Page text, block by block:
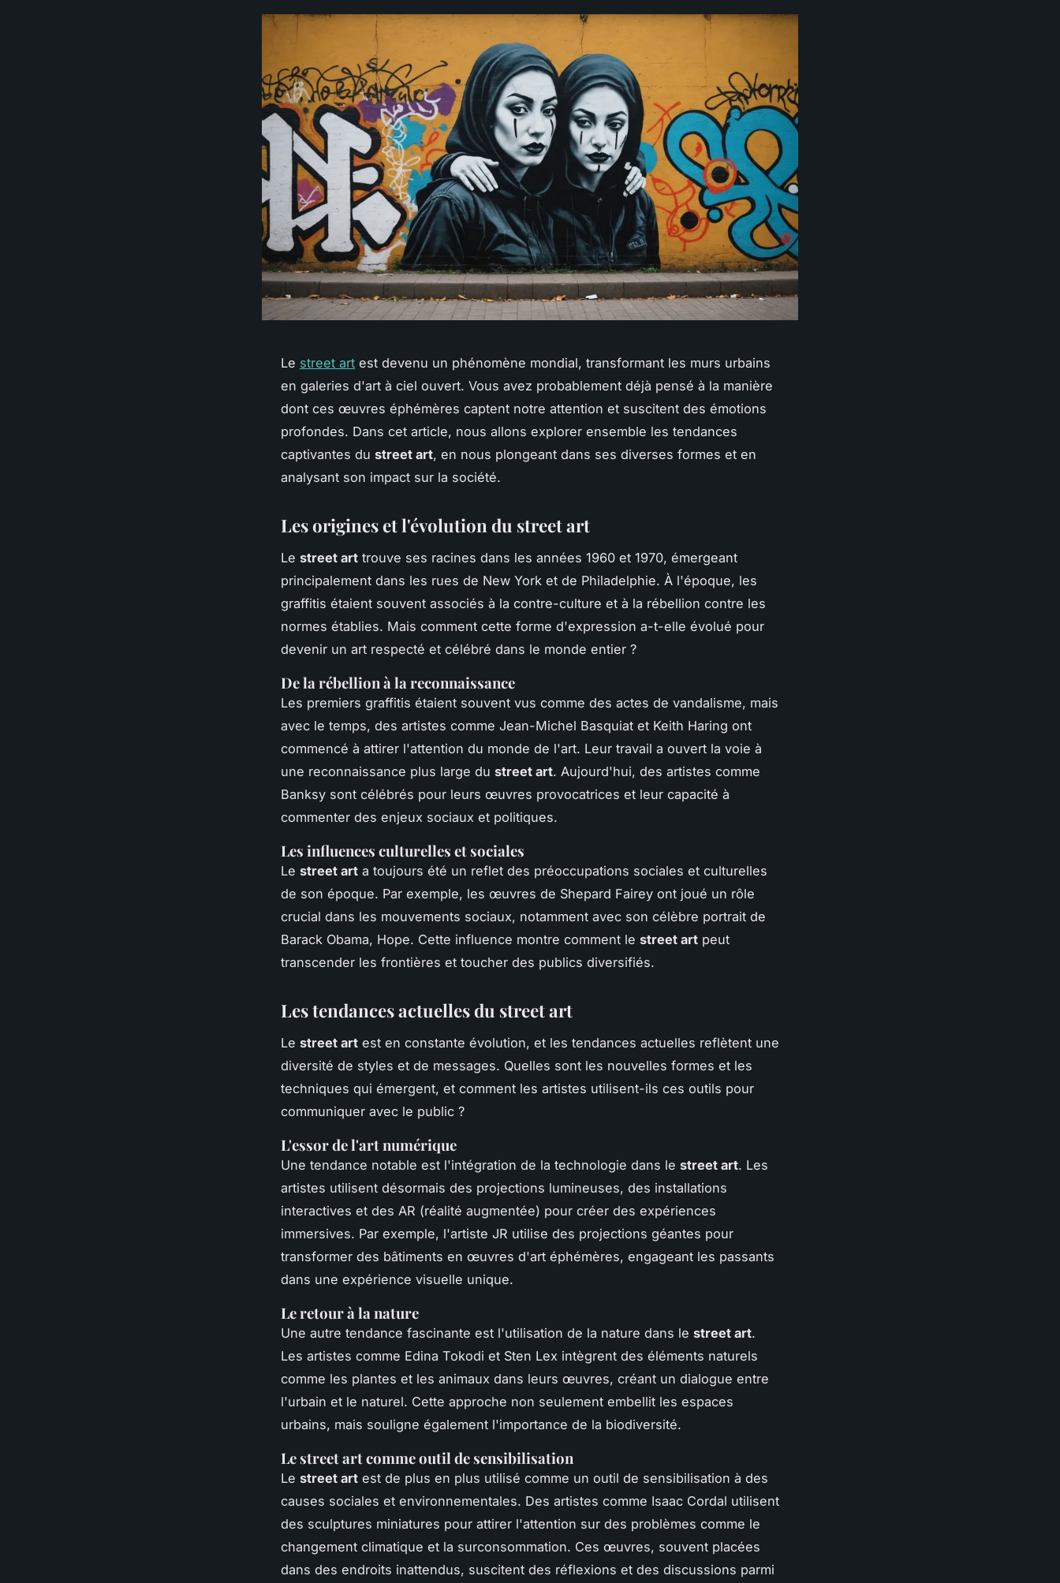
Le street art est devenu un phénomène mondial, transformant les murs urbains
en galeries d'art à ciel ouvert. Vous avez probablement déjà pensé à la manière
dont ces œuvres éphémères captent notre attention et suscitent des émotions
profondes. Dans cet article, nous allons explorer ensemble les tendances
captivantes du street art, en nous plongeant dans ses diverses formes et en
analysant son impact sur la société.
Les origines et l'évolution du street art
Le street art trouve ses racines dans les années 1960 et 1970, émergeant
principalement dans les rues de New York et de Philadelphie. À l'époque, les
graffitis étaient souvent associés à la contre-culture et à la rébellion contre les
normes établies. Mais comment cette forme d'expression a-t-elle évolué pour
devenir un art respecté et célébré dans le monde entier ?
De la rébellion à la reconnaissance
Les premiers graffitis étaient souvent vus comme des actes de vandalisme, mais
avec le temps, des artistes comme Jean-Michel Basquiat et Keith Haring ont
commencé à attirer l'attention du monde de l'art. Leur travail a ouvert la voie à
une reconnaissance plus large du street art. Aujourd'hui, des artistes comme
Banksy sont célébrés pour leurs œuvres provocatrices et leur capacité à
commenter des enjeux sociaux et politiques.
Les influences culturelles et sociales
Le street art a toujours été un reflet des préoccupations sociales et culturelles
de son époque. Par exemple, les œuvres de Shepard Fairey ont joué un rôle
crucial dans les mouvements sociaux, notamment avec son célèbre portrait de
Barack Obama, Hope. Cette influence montre comment le street art peut
transcender les frontières et toucher des publics diversifiés.
Les tendances actuelles du street art
Le street art est en constante évolution, et les tendances actuelles reflètent une
diversité de styles et de messages. Quelles sont les nouvelles formes et les
techniques qui émergent, et comment les artistes utilisent-ils ces outils pour
communiquer avec le public ?
L'essor de l'art numérique
Une tendance notable est l'intégration de la technologie dans le street art. Les
artistes utilisent désormais des projections lumineuses, des installations
interactives et des AR (réalité augmentée) pour créer des expériences
immersives. Par exemple, l'artiste JR utilise des projections géantes pour
transformer des bâtiments en œuvres d'art éphémères, engageant les passants
dans une expérience visuelle unique.
Le retour à la nature
Une autre tendance fascinante est l'utilisation de la nature dans le street art.
Les artistes comme Edina Tokodi et Sten Lex intègrent des éléments naturels
comme les plantes et les animaux dans leurs œuvres, créant un dialogue entre
l'urbain et le naturel. Cette approche non seulement embellit les espaces
urbains, mais souligne également l'importance de la biodiversité.
Le street art comme outil de sensibilisation
Le street art est de plus en plus utilisé comme un outil de sensibilisation à des
causes sociales et environnementales. Des artistes comme Isaac Cordal utilisent
des sculptures miniatures pour attirer l'attention sur des problèmes comme le
changement climatique et la surconsommation. Ces œuvres, souvent placées
dans des endroits inattendus, suscitent des réflexions et des discussions parmi